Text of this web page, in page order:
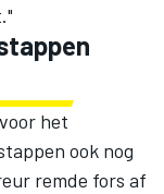
het
ook nog
remde fors af